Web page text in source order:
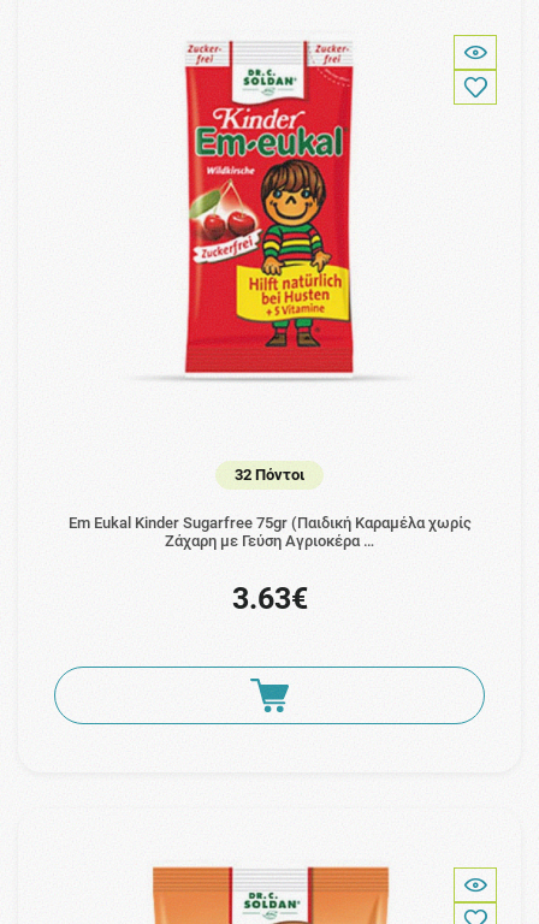
32 Πόντοι
Em Eukal Kinder Sugarfree 75gr (Παιδική Καραμέλα χωρίς
Ζάχαρη με Γεύση Αγριοκέρα …
3.63€